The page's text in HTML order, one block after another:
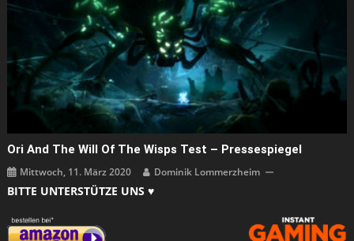
Ori And The Will Of The Wisps Test – Pressespiegel
Mittwoch, 11. März 2020 Dominik Lommerzheim
BITTE UNTERSTÜTZE UNS ♥